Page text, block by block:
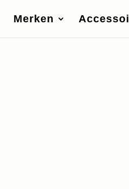
Merken